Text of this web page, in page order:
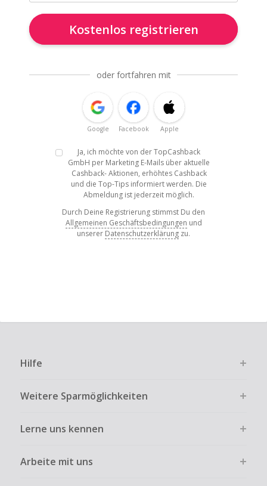
Kostenlos registrieren
oder fortfahren mit
Google Facebook Apple
Ja, ich möchte von der TopCashback
GmbH per Marketing E-Mails über aktuelle
Cashback- Aktionen, erhöhtes Cashback
und die Top-Tips informiert werden. Die
Abmeldung ist jederzeit möglich.
Durch Deine Registrierung stimmst Du den
Allgemeinen Geschäftsbedingungen und
unserer Datenschutzerklärung zu.
Hilfe
Weitere Sparmöglichkeiten
Lerne uns kennen
Arbeite mit uns